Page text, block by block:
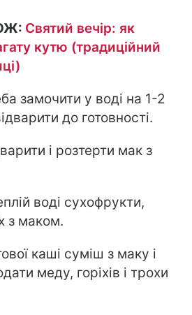
Святий вечір: як
кутю (традиційний
замочити у воді на 1-2
до готовності.
і розтерти мак з
воді сухофрукти,
з маком.
каші суміш з маку і
меду, горіхів і трохи